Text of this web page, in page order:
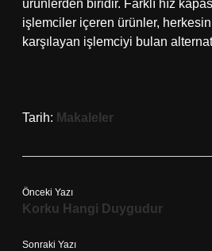
ürünlerden biridir. Farklı hız
işlemciler içeren ürünler, herkesin
karşılayan işlemciyi bulan
Tarih: Makaleler
Önceki Yazı
Korku Hangi Duygudur
Sonraki Yazı